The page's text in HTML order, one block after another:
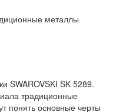
металлы
SWAROVSKI SK 5289.
традиционные
понять основные черты